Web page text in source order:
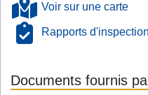
Voir sur une carte
Rapports d'inspection
Documents fournis